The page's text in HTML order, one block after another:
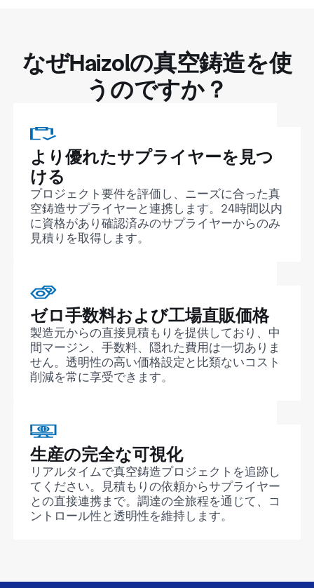
なぜHaizolの真空鋳造を使
うのですか？
より優れたサプライヤーを見つ
ける
プロジェクト要件を評価し、ニーズに合った真
空鋳造サプライヤーと連携します。24時間以内
に資格があり確認済みのサプライヤーからのみ
見積りを取得します。
ゼロ手数料および工場直販価格
製造元からの直接見積もりを提供しており、中
間マージン、手数料、隠れた費用は一切ありま
せん。透明性の高い価格設定と比類ないコスト
削減を常に享受できます。
生産の完全な可視化
リアルタイムで真空鋳造プロジェクトを追跡し
てください。見積もりの依頼からサプライヤー
との直接連携まで。調達の全旅程を通じて、コ
ントロール性と透明性を維持します。